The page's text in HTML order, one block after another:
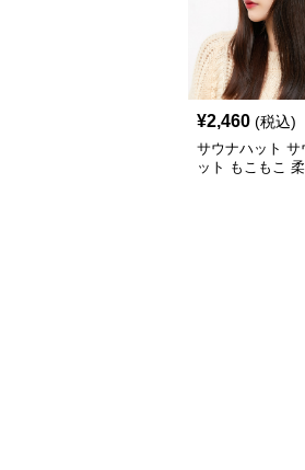
¥2,460 (税込)
サウナハット サ
ット もこもこ